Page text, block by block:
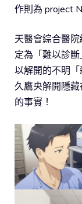
作則為 project
天醫會綜合醫
定為「難以診
以解開的不明
久鷹央解開隱
的事實！